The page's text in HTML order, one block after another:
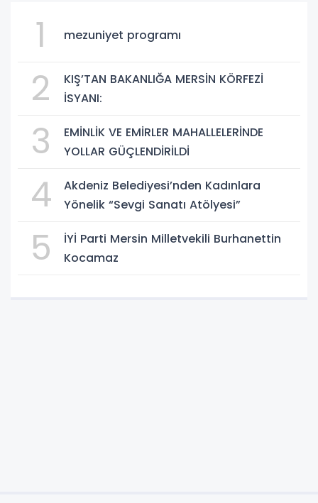
1 mezuniyet programı
2
KIŞ’TAN BAKANLIĞA MERSİN KÖRFEZİ
İSYANI:
3
EMİNLİK VE EMİRLER MAHALLELERİNDE
YOLLAR GÜÇLENDİRİLDİ
4
Akdeniz Belediyesi’nden Kadınlara
Yönelik “Sevgi Sanatı Atölyesi”
5
İYİ Parti Mersin Milletvekili Burhanettin
Kocamaz